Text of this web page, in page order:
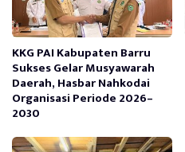
KKG PAI Kabupaten Barru
Sukses Gelar Musyawarah
Daerah, Hasbar Nahkodai
Organisasi Periode 2026–
2030